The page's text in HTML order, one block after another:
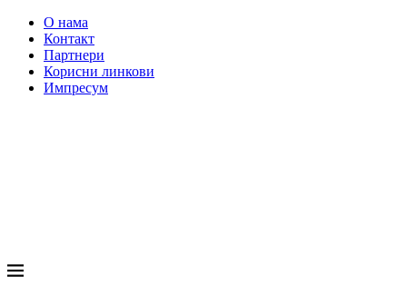
О нама
Контакт
Партнери
Корисни линкови
Импресум